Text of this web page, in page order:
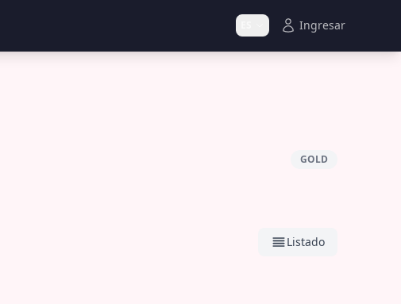
Ingresar
GOLD
Listado